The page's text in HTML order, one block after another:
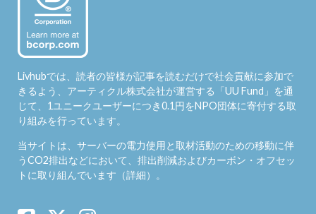
Livhubでは、読者の皆様が記事を読むだけで社会貢献に参加で
きるよう、アーティクル株式会社が運営する「UU Fund 」を通
じて、1ユニークユーザーにつき0.1円をNPO団体に寄付する取
り組みを行っています。
当サイトは、サーバーの電力使用と取材活動のための移動に伴
うCO2排出などにおいて、排出削減およびカーボン・オフセッ
トに取り組んでいます（詳細）。